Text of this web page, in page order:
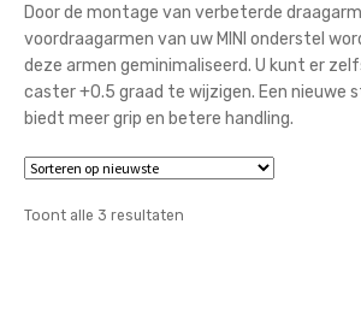
Door de montage van verbeterde
voordraagarmen van uw MINI onderstel
deze armen geminimaliseerd. U kunt er
caster +0.5 graad te wijzigen. Een nieuwe
biedt meer grip en betere handling.
Toont alle 3 resultatenGesorteerd